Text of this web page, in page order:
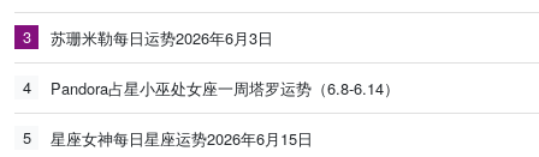
3 苏珊米勒每日运势2026年6月3日
4 Pandora占星小巫处女座一周塔罗运势（6.8-6.14）
5 星座女神每日星座运势2026年6月15日